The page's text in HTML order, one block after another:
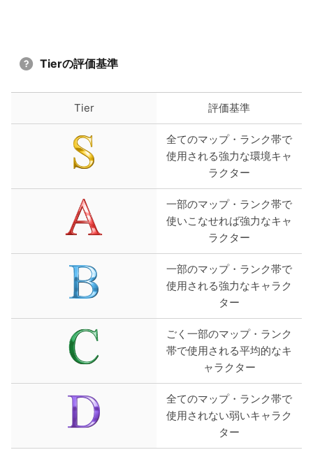
Tierの評価基準
Tier 評価基準
全てのマップ・ランク帯で
使用される強力な環境キャ
ラクター
一部のマップ・ランク帯で
使いこなせれば強力なキャ
ラクター
一部のマップ・ランク帯で
使用される強力なキャラク
ター
ごく一部のマップ・ランク
帯で使用される平均的なキ
ャラクター
全てのマップ・ランク帯で
使用されない弱いキャラク
ター